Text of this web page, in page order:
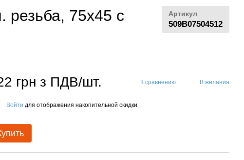
резьба, 75х45 с
Артикул
509B07504512
грн з ПДВ/шт. К сравнению В желания
Войти для отображения накопительной скидки